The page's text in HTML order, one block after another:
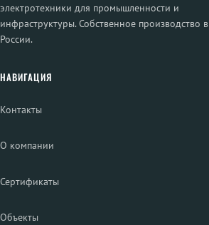
электротехники для промышленности и
инфраструктуры. Собственное производство в
России.
НАВИГАЦИЯ
Контакты
О компании
Сертификаты
Объекты